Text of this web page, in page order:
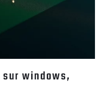
sur windows,